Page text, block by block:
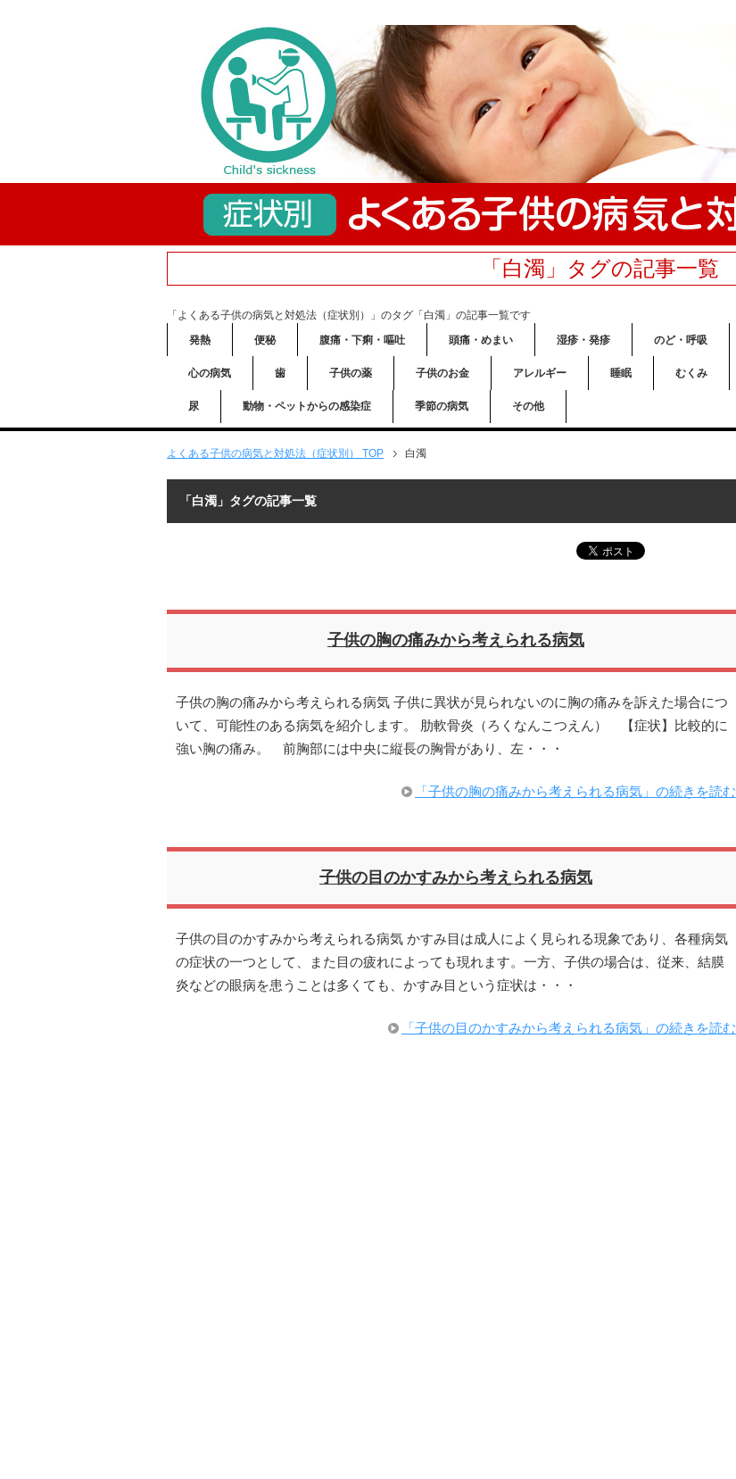
「白濁」タグの記事一覧
「よくある子供の病気と対処法（症状別）」のタグ「白濁」の記事一覧です
発熱
便秘 腹痛・下痢・嘔吐 頭痛・めまい 湿疹・発疹 のど・呼吸
心の病気 歯 子供の薬 子供のお金 アレルギー 睡眠 むくみ
尿 動物・ペットからの感染症 季節の病気 その他
よくある子供の病気と対処法（症状別） TOP 白濁
「白濁」タグの記事一覧
子供の胸の痛みから考えられる病気
子供の胸の痛みから考えられる病気 子供に異状が見られないのに胸の痛みを訴えた場合につ
いて、可能性のある病気を紹介します。 肋軟骨炎（ろくなんこつえん） 【症状】比較的に
強い胸の痛み。 前胸部には中央に縦長の胸骨があり、左・・・
「子供の胸の痛みから考えられる病気」の続きを読む
子供の目のかすみから考えられる病気
子供の目のかすみから考えられる病気 かすみ目は成人によく見られる現象であり、各種病気
の症状の一つとして、また目の疲れによっても現れます。一方、子供の場合は、従来、結膜
炎などの眼病を患うことは多くても、かすみ目という症状は・・・
「子供の目のかすみから考えられる病気」の続きを読む